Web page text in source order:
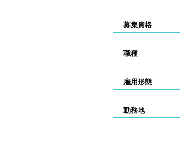
募集資格
職種
雇用形態
勤務地